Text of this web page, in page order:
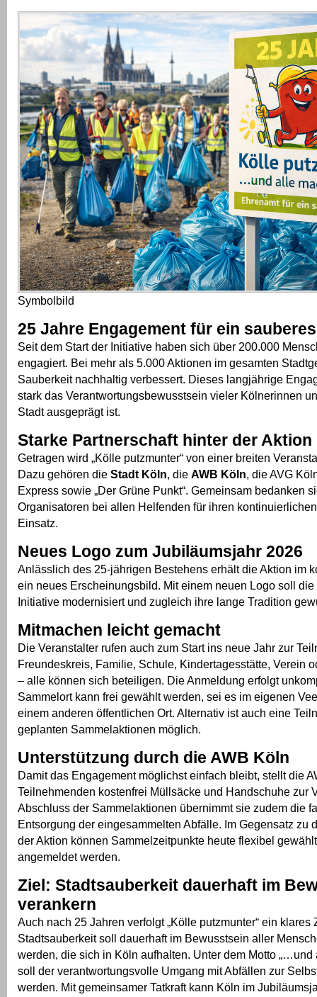
Symbolbild
25 Jahre Engagement für ein
Seit dem Start der Initiative haben sich über 200.000
engagiert. Bei mehr als 5.000 Aktionen im gesamten
Sauberkeit nachhaltig verbessert. Dieses langjährige
stark das Verantwortungsbewusstsein vieler Kölnerinnen
Stadt ausgeprägt ist.
Starke Partnerschaft hinter der Aktion
Getragen wird „Kölle putzmunter“ von einer breiten
Dazu gehören die Stadt Köln, die AWB Köln, die AVG
Express sowie „Der Grüne Punkt“. Gemeinsam bedanken
Organisatoren bei allen Helfenden für ihren
Einsatz.
Neues Logo zum Jubiläumsjahr 2026
Anlässlich des 25-jährigen Bestehens erhält die Aktion im
ein neues Erscheinungsbild. Mit einem neuen Logo soll
Initiative modernisiert und zugleich ihre lange Tradition
Mitmachen leicht gemacht
Die Veranstalter rufen auch zum Start ins neue Jahr zur
Freundeskreis, Familie, Schule, Kindertagesstätte, Verein
– alle können sich beteiligen. Die Anmeldung erfolgt
Sammelort kann frei gewählt werden, sei es im eigenen
einem anderen öffentlichen Ort. Alternativ ist auch eine
geplanten Sammelaktionen möglich.
Unterstützung durch die AWB Köln
Damit das Engagement möglichst einfach bleibt, stellt die
Teilnehmenden kostenfrei Müllsäcke und Handschuhe zur
Abschluss der Sammelaktionen übernimmt sie zudem die
Entsorgung der eingesammelten Abfälle. Im Gegensatz zu
der Aktion können Sammelzeitpunkte heute flexibel
angemeldet werden.
Ziel: Stadtsauberkeit dauerhaft im
verankern
Auch nach 25 Jahren verfolgt „Kölle putzmunter“ ein klares
Stadtsauberkeit soll dauerhaft im Bewusstsein aller
werden, die sich in Köln aufhalten. Unter dem Motto „…und
soll der verantwortungsvolle Umgang mit Abfällen zur
werden. Mit gemeinsamer Tatkraft kann Köln im